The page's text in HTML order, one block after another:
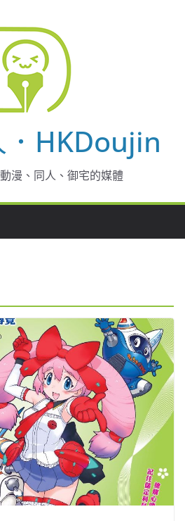
HKDoujin
漫、同人、御宅的媒體